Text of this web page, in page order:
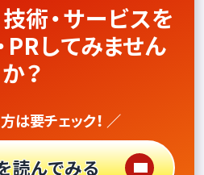
術・サービスを
PRしてみません
か？
は要チェック！ ／
読んでみる